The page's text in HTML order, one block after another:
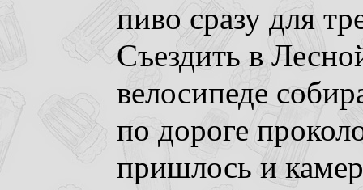
пиво сразу для
Съездить в
велосипеде
по дороге
пришлось и